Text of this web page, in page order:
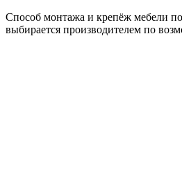
Способ монтажа и крепёж мебели
выбирается производителем по